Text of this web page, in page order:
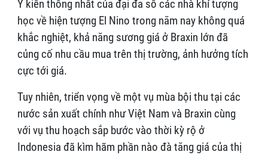
Ý kiến thống nhất của đại đa số các nhà khí tượng
học về hiện tượng El Nino trong năm nay không quá
khắc nghiệt, khả năng sương giá ở Braxin lớn đã
củng cố nhu cầu mua trên thị trường, ảnh hưởng tích
cực tới giá.
Tuy nhiên, triển vọng về một vụ mùa bội thu tại các
nước sản xuất chính như Việt Nam và Braxin cùng
với vụ thu hoạch sắp bước vào thời kỳ rộ ở
Indonesia đã kìm hãm phần nào đà tăng giá của thị